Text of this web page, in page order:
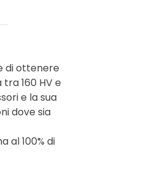
di ottenere
160 HV e
e la sua
dove sia
al 100% di